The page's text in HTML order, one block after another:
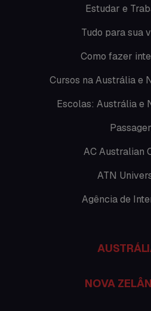
O que acontece na AC
Passeios
Promoções
Time Lapses
Estudar e
Tudo para sua
Como fazer
Cursos na Austrália e
Escolas: Austrália e
AC Australian
ATN
Agência de
NOVA